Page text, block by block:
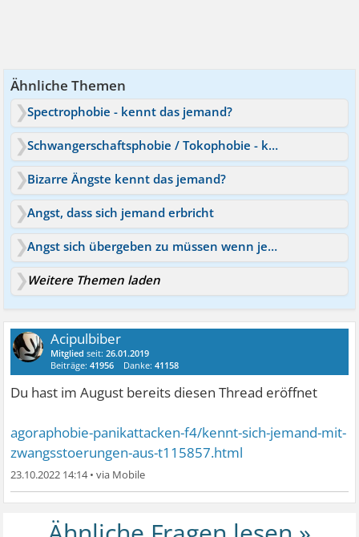
Ähnliche Themen
Spectrophobie - kennt das jemand?
Schwangerschaftsphobie / Tokophobie - kennt jemand das?
Bizarre Ängste kennt das jemand?
Angst, dass sich jemand erbricht
Angst sich übergeben zu müssen wenn jemand krank ist
Weitere Themen laden
Acipulbiber
Mitglied seit:26.01.2019
Beiträge:41956 Danke:41158
Du hast im August bereits diesen Thread eröffnet
agoraphobie-panikattacken-f4/kennt-sich-jemand-mit-
zwangsstoerungen-aus-t115857.html
23.10.2022 14:14•